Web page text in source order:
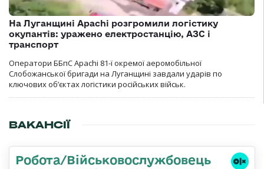
На Луганщині Apachi розгромили логістику
окупантів: уражено електростанцію, АЗС і
транспорт
Оператори ББпС Apachi 81-ї окремої аеромобільної
Слобожанської бригади на Луганщині завдали ударів по
ключових об’єктах логістики російських військ.
ВАКАНСІЇ
Робота/Військовослужбовець